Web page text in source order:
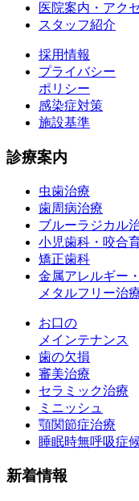
医院案内・アク
スタッフ紹介
採用情報
プライバシー
ポリシー
感染症対策
施設基準
診療案内
虫歯治療
歯周病治療
ブルーラジカル
小児歯科・咬合
矯正歯科
金属アレルギー・
メタルフリー治
お口の
メインテナンス
歯の欠損
審美治療
セラミック治療
ミニッシュ
顎関節症治療
睡眠時無呼吸症
新着情報